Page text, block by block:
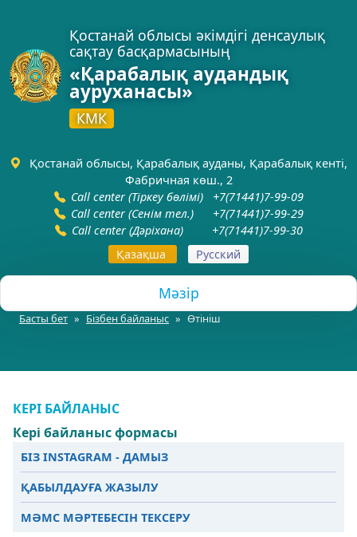
Қостанай облысы әкімдігі денсаулық
сақтау басқармасының
«Қарабалық аудандық
ауруханасы»
КМК
Қостанай облысы, Қарабалық ауданы, Қарабалық кенті,
Фабричная көш., 2
Сall center (Тіркеу бөлімі) +7(71441)7-99-09
Сall center (Сенім тел.) +7(71441)7-99-29
Сall center (Дәріхана) +7(71441)7-99-30
Қазақша
Русский
Мәзір
Басты бет Бізбен байланыс Өтініш
БІЗ INSTAGRAM - ДАМЫЗ
ҚАБЫЛДАУҒА ЖАЗЫЛУ
МӘМС МӘРТЕБЕСІН ТЕКСЕРУ
КЕРІ БАЙЛАНЫС
Кері байланыс формасы